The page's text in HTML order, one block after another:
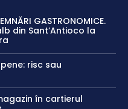
GASTRONOMICE.
din Sant’Antioco la
risc sau
în cartierul